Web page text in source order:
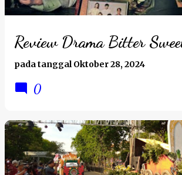
Review Drama Bitter
pada tanggalOktober 28, 2024
0